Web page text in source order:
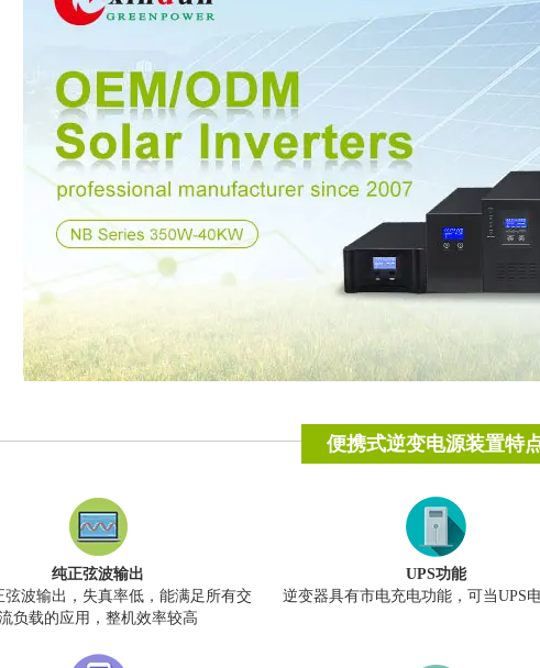
便携式逆变电源装置特
纯正弦波输出
弦波输出，失真率低，能满足所有交
负载的应用，整机效率较高
UPS功能
逆变器具有市电充电功能，可当UPS